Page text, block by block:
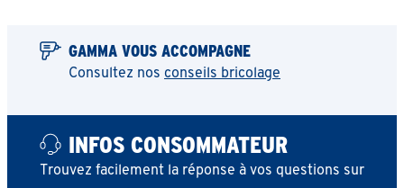
GAMMA VOUS ACCOMPAGNE
Consultez nos conseils bricolage
INFOS CONSOMMATEUR
Trouvez facilement la réponse à vos questions sur